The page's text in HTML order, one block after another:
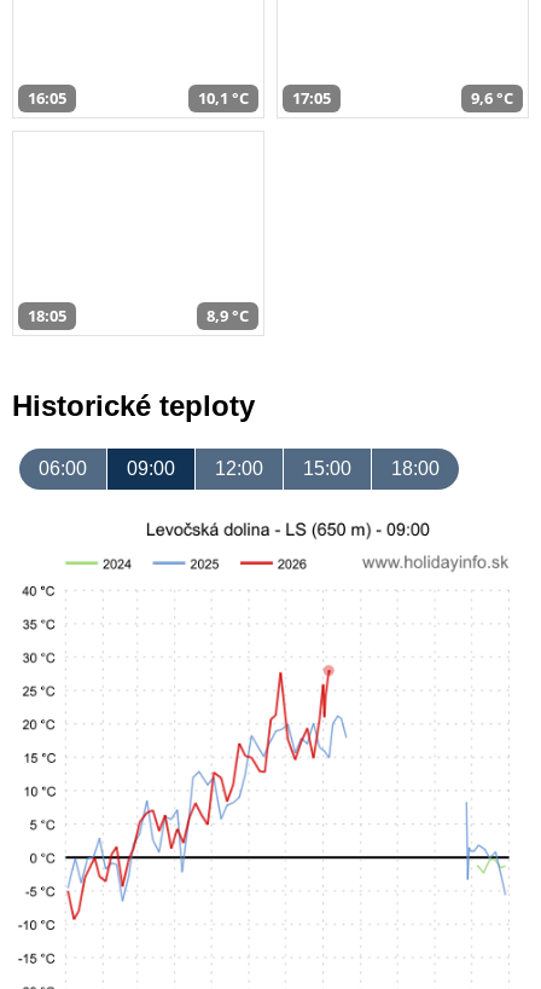
16:05 10,1 °C 17:05 9,6 °C
18:05 8,9 °C
Historické teploty
06:00 09:00 12:00 15:00 18:00